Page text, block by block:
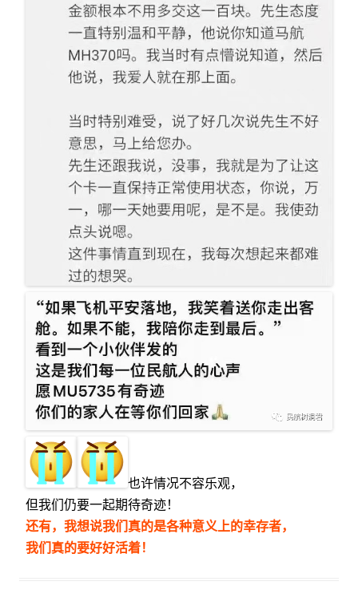
也许情况不容乐观，
但我们仍要一起期待奇迹！
还有，我想说我们真的是各种意义上的幸存者，
我们真的要好好活着！